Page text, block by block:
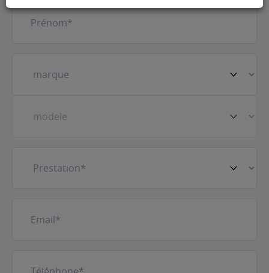
Prénom(Nécessaire)
véhicule(Nécessaire)
mail(Nécessaire)